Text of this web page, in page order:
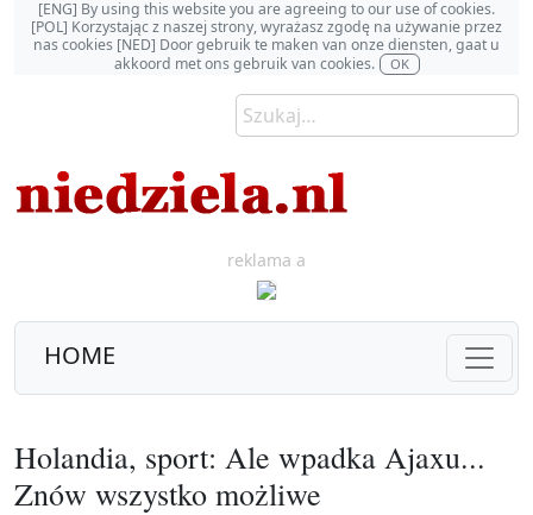
[ENG] By using this website you are agreeing to our use of cookies.
[POL] Korzystając z naszej strony, wyrażasz zgodę na używanie przez
nas cookies [NED] Door gebruik te maken van onze diensten, gaat u
akkoord met ons gebruik van cookies.
OK
reklama a
HOME
Holandia, sport: Ale wpadka Ajaxu...
Znów wszystko możliwe